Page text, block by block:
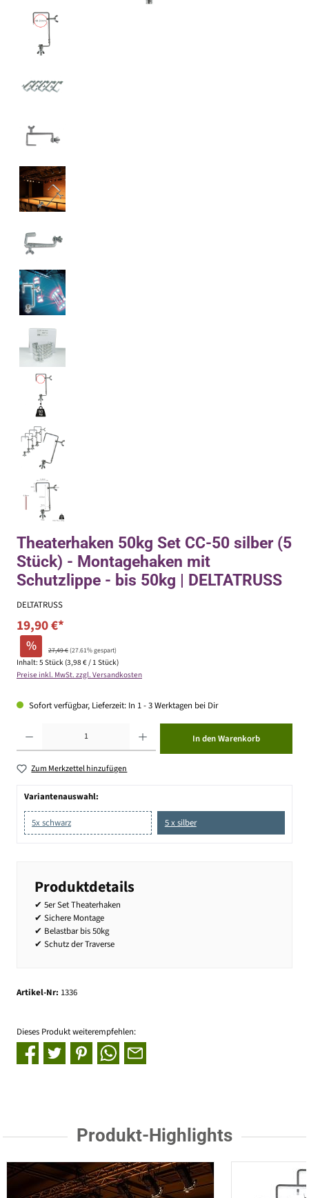
Theaterhaken 50kg Set CC-50 silber (5
Stück) - Montagehaken mit
Schutzlippe - bis 50kg | DELTATRUSS
DELTATRUSS
19,90 €*
% 27,49 €(27.61% gespart)
Inhalt: 5 Stück (3,98 € / 1 Stück)
Preise inkl. MwSt. zzgl. Versandkosten
Sofort verfügbar, Lieferzeit: In 1 - 3 Werktagen bei Dir
In den Warenkorb
Zum Merkzettel hinzufügen
Variantenauswahl:
5x schwarz 5 x silber
Produktdetails
✔ 5er Set Theaterhaken
✔ Sichere Montage
✔ Belastbar bis 50kg
✔ Schutz der Traverse
Artikel-Nr: 1336
Dieses Produkt weiterempfehlen:
Produkt-Highlights